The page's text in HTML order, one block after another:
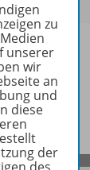
zu
unserer
wir
an
und
diese
der